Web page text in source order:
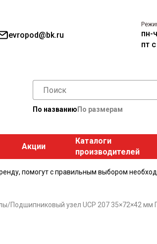
evropod@bk.ru
пн-
пт
По названию По размерам
Акции
Каталоги
производителей
помогут с правильным выбором
/Подшипниковый узел UCP 207 35×72×42 мм